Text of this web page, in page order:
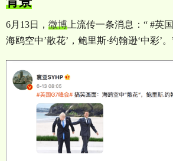
6月 13日，微博 上流传一条消息： “ #英国
海鸥空中’散花’ ，鲍里斯·约翰逊‘中彩’。